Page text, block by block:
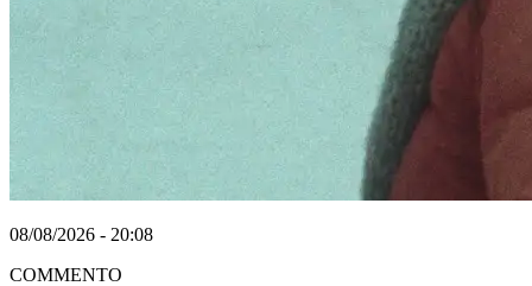
08/08/2026 - 20:08
COMMENTO